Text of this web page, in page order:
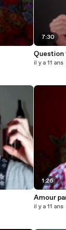
7:30
Question
il y a 11 ans
1:26
Amour
il y a 11 ans